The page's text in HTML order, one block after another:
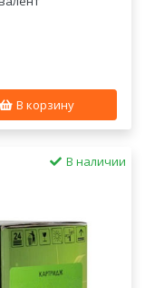
В корзину
В наличии